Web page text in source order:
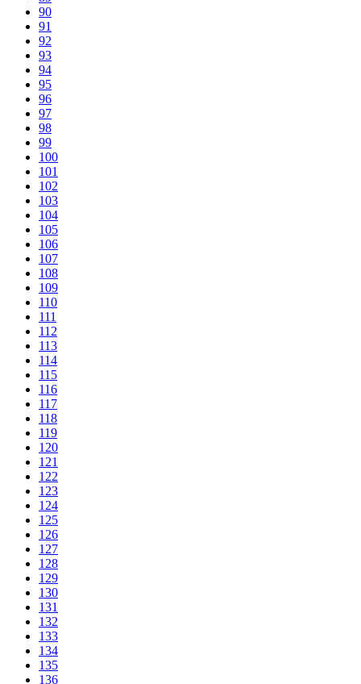
90
91
92
93
94
95
96
97
98
99
100
101
102
103
104
105
106
107
108
109
110
111
112
113
114
115
116
117
118
119
120
121
122
123
124
125
126
127
128
129
130
131
132
133
134
135
136